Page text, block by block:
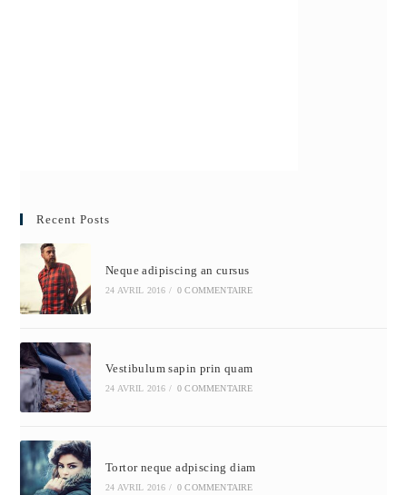
Recent Posts
Neque adipiscing an cursus
24 AVRIL 2016 / 0 COMMENTAIRE
Vestibulum sapin prin quam
24 AVRIL 2016 / 0 COMMENTAIRE
Tortor neque adpiscing diam
24 AVRIL 2016 / 0 COMMENTAIRE